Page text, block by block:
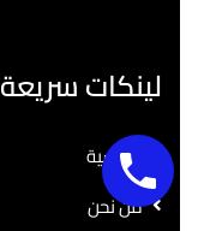
لينكات سريعة
الرئيسية
من نحن